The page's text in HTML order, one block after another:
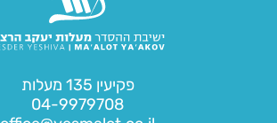
פקיעין 135 מעלות
04-9979708